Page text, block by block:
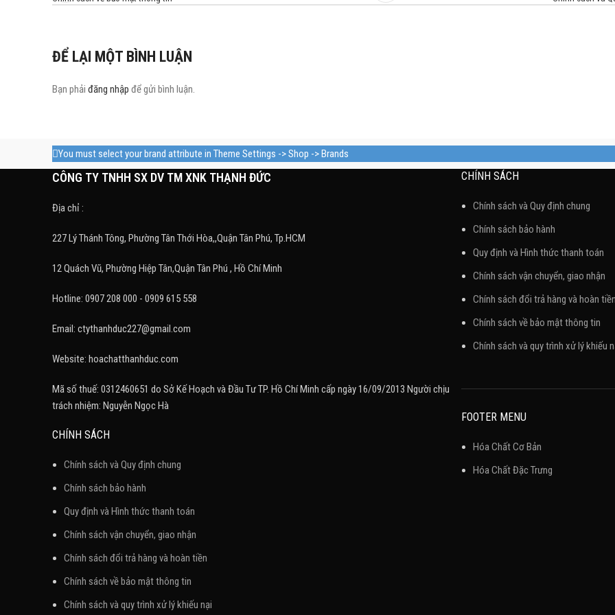
ĐỂ LẠI MỘT BÌNH LUẬN
Bạn phải đăng nhập để gửi bình luận.
You must select your brand attribute in Theme Settings -> Shop -> Brands
CÔNG TY TNHH SX DV TM XNK THẠNH ĐỨC
Địa chỉ :
227 Lý Thánh Tông, Phường Tân Thới Hòa,,Quận Tân Phú, Tp.HCM
12 Quách Vũ, Phường Hiệp Tân,Quận Tân Phú , Hồ Chí Minh
Hotline: 0907 208 000 - 0909 615 558
Email: ctythanhduc227@gmail.com
Website: hoachatthanhduc.com
Mã số thuế: 0312460651 do Sở Kế Hoạch và Đầu Tư TP. Hồ Chí Minh cấp ngày 16/09/2013 Người chịu
trách nhiệm: Nguyễn Ngọc Hà
CHÍNH SÁCH
Chính sách và Quy định chung
Chính sách bảo hành
Quy định và Hình thức thanh toán
Chính sách vận chuyển, giao nhận
Chính sách đổi trả hàng và hoàn tiền
Chính sách về bảo mật thông tin
Chính sách và quy trình xử lý khiếu nại
CHÍNH SÁCH
Chính sách và Quy định chung
Chính sách bảo hành
Quy định và Hình thức thanh toán
Chính sách vận chuyển, giao nhận
Chính sách đổi trả hàng và hoàn
Chính sách về bảo mật thông tin
Chính sách và quy trình xử lý khiếu
FOOTER MENU
Hóa Chất Cơ Bản
Hóa Chất Đặc Trưng